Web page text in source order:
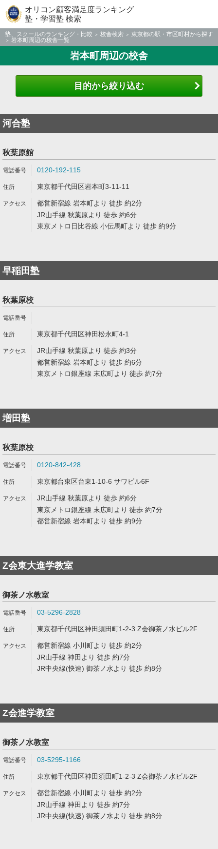
オリコン顧客満足度ランキング
塾・学習塾 検索
塾、スクールのランキング・比較 校舎検索
東京都の駅・市区町村から探す
岩本町周辺の校舎一覧
岩本町周辺の校舎
目的から絞り込む
河合塾
秋葉原館
0120-192-115
東京都千代田区岩本町3-11-11
都営新宿線 岩本町より 徒歩 約2分
JR山手線 秋葉原より 徒歩 約6分
東京メトロ日比谷線 小伝馬町より 徒歩 約9分
早稲田塾
秋葉原校
東京都千代田区神田松永町4-1
JR山手線 秋葉原より 徒歩 約3分
都営新宿線 岩本町より 徒歩 約6分
東京メトロ銀座線 末広町より 徒歩 約7分
増田塾
秋葉原校
0120-842-428
東京都台東区台東1-10-6 サワビル6F
JR山手線 秋葉原より 徒歩 約6分
東京メトロ銀座線 末広町より 徒歩 約7分
都営新宿線 岩本町より 徒歩 約9分
Z会東大進学教室
御茶ノ水教室
03-5296-2828
東京都千代田区神田須田町1-2-3 Z会御茶ノ水ビル2F
都営新宿線 小川町より 徒歩 約2分
JR山手線 神田より 徒歩 約7分
JR中央線(快速) 御茶ノ水より 徒歩 約8分
Z会進学教室
御茶ノ水教室
03-5295-1166
東京都千代田区神田須田町1-2-3 Z会御茶ノ水ビル2F
都営新宿線 小川町より 徒歩 約2分
JR山手線 神田より 徒歩 約7分
JR中央線(快速) 御茶ノ水より 徒歩 約8分